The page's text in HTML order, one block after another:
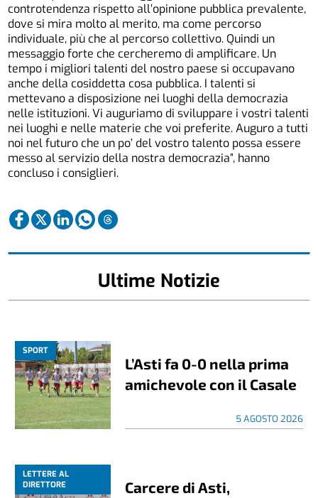
controtendenza rispetto all’opinione pubblica prevalente,
dove si mira molto al merito, ma come percorso
individuale, più che al percorso collettivo. Quindi un
messaggio forte che cercheremo di amplificare. Un
tempo i migliori talenti del nostro paese si occupavano
anche della cosiddetta cosa pubblica. I talenti si
mettevano a disposizione nei luoghi della democrazia
nelle istituzioni. Vi auguriamo di sviluppare i vostri talenti
nei luoghi e nelle materie che voi preferite. Auguro a tutti
noi nel futuro che un po’ del vostro talento possa essere
messo al servizio della nostra democrazia”, hanno
concluso i consiglieri.
Ultime Notizie
SPORT
L’Asti fa 0-0 nella prima
amichevole con il Casale
5 AGOSTO 2026
LETTERE AL
DIRETTORE
Carcere di Asti,